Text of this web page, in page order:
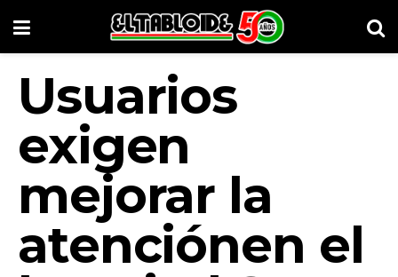
Usuarios
exigen
mejorar la
atenciónen el